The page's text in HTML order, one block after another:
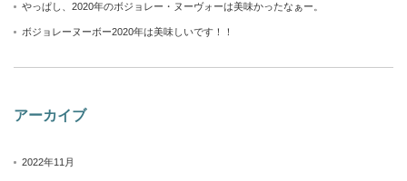
やっぱし、2020年のボジョレー・ヌーヴォーは美味かったなぁー。
ボジョレーヌーボー2020年は美味しいです！！
アーカイブ
2022年11月